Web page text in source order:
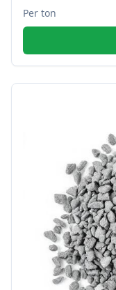
Per ton